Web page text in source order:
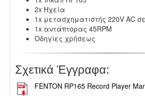
2x Ηχεία
1x μετασχηματιστής 220V AC
1x αντάπτορας 45RPM
Οδηγίες χρήσεως
Σχετικά Έγγραφα:
FENTON RP165 Record Player